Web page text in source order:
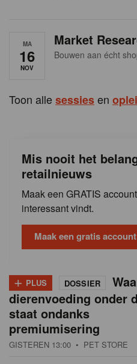
MA
16
NOV
Market
Bouwen aan écht
Toon allesessiesen
Mis nooit het
retailnieuws
Maak een GRATIS
interessant vindt.
Maak een gratis
+ PLUS DOSSIER
dierenvoeding onder
staat ondanks
premiumisering
GISTEREN 13:00 • PET STORE